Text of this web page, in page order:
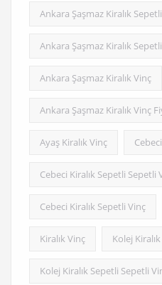
Ankara Şaşmaz Kiralık
Ankara Şaşmaz Kiralık
Ankara Şaşmaz Kiralık Vinç
Ankara Şaşmaz Kiralık Vinç
Ayaş Kiralık Vinç
Cebeci Kiralık Sepetli Sepetli
Cebeci Kiralık Sepetli Vinç
Kiralık Vinç Kolej
Kolej Kiralık Sepetli Sepetli